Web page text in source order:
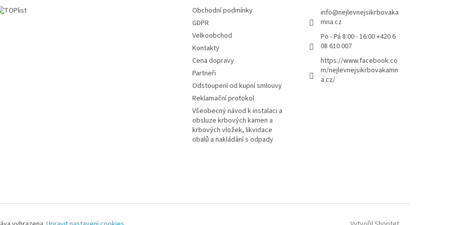
Obchodní podmínky
GDPR
Velkoobchod
Kontakty
Cena dopravy
Partneři
Odstoupení od kupní smlouvy
Reklamační protokol
Všeobecný návod k instalaci a
obsluze krbových kamen a
krbových vložek, likvidace
obalů a nakládání s odpady
info@nejlevnejsikrbovaka
mna.cz
Po - Pá 8:00 - 16:00 +420 6
08 610 007
https://www.facebook.co
m/nejlevnejsikrbovakamn
a.cz/